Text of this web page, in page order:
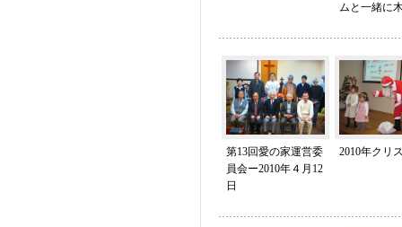
ムと一緒に
第13回愛の家運営委
員会ー2010年４月12
日
2010年クリ